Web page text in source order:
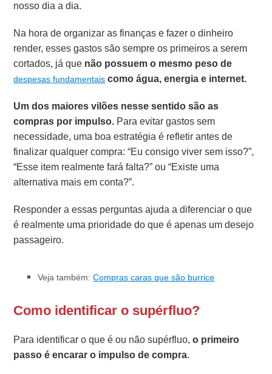
nosso dia a dia.
Na hora de organizar as finanças e fazer o dinheiro
render, esses gastos são sempre os primeiros a serem
cortados, já que não possuem o mesmo peso de
despesas fundamentais como água, energia e internet.
Um dos maiores vilões nesse sentido são as
compras por impulso. Para evitar gastos sem
necessidade, uma boa estratégia é refletir antes de
finalizar qualquer compra: “Eu consigo viver sem isso?”,
“Esse item realmente fará falta?” ou “Existe uma
alternativa mais em conta?”.
Responder a essas perguntas ajuda a diferenciar o que
é realmente uma prioridade do que é apenas um desejo
passageiro.
Veja também:Compras caras que são burrice
Como identificar o supérfluo?
Para identificar o que é ou não supérfluo,o primeiro
passo é encarar o impulso de compra.